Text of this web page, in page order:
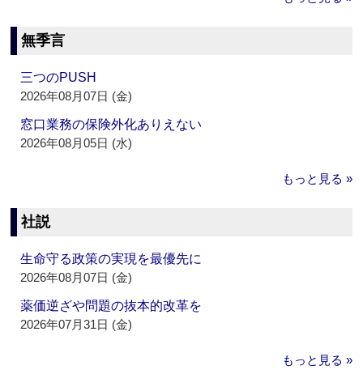
無季言
三つのPUSH
2026年08月07日 (金)
窓口業務の保険外化ありえない
2026年08月05日 (水)
もっと見る »
社説
生命守る政策の実現を最優先に
2026年08月07日 (金)
薬価逆ざや問題の抜本的改革を
2026年07月31日 (金)
もっと見る »